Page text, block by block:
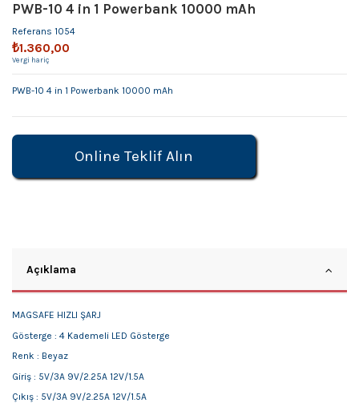
PWB-10 4 in 1 Powerbank 10000 mAh
Referans 1054
₺1.360,00
Vergi hariç
PWB-10 4 in 1 Powerbank 10000 mAh
Online Teklif Alın
Açıklama
MAGSAFE HIZLI ŞARJ
Gösterge : 4 Kademeli LED Gösterge
Renk : Beyaz
Giriş : 5V/3A 9V/2.25A 12V/1.5A
Çıkış : 5V/3A 9V/2.25A 12V/1.5A